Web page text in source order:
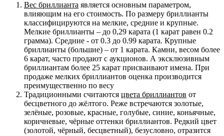
Вес бриллианта является основным параметром,
влияющим на его стоимость. По размеру бриллианты
классифицируются на мелкие, средние и крупные.
Мелкие бриллианты – до 0,29 карата (1 карат равен 0.2
грамма). Средние - от 0.3 до 0.99 карата. Крупные
бриллианты (большие) – от 1 карата. Камни, весом более
6 карат, часто продают с аукционов. А эксклюзивным
бриллиантам более 25 карат присваивают имена. При
продаже мелких бриллиантов оценка производится
преимущественно по весу
Традиционными считаются цвета бриллиантов от
бесцветного до жёлтого. Реже встречаются золотые,
зелёные, розовые, красные, голубые, синие, коньячные,
коричневые, чёрные оттенки бриллиантов. Редкий цвет
(золотой, чёрный, бесцветный), безусловно, отразится